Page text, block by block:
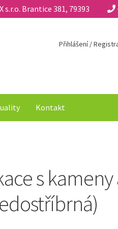
s.r.o. Brantice 381, 79393
Přihlášení /
Kontakt
s kameny